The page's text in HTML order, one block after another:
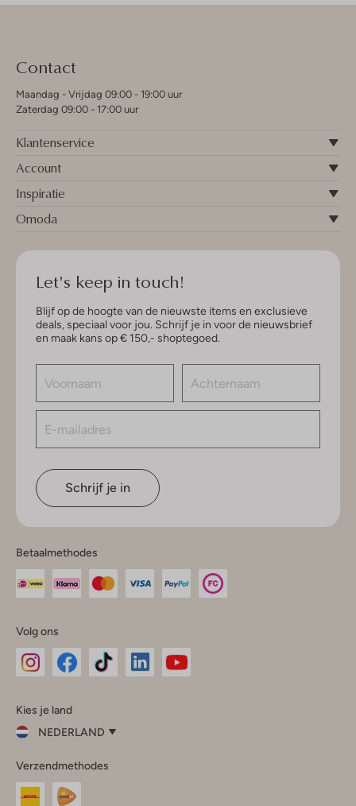
Contact
Maandag - Vrijdag 09:00 - 19:00 uur
Zaterdag 09:00 - 17:00 uur
Klantenservice
Account
Inspiratie
Omoda
Let's keep in touch!
Blijf op de hoogte van de nieuwste items en exclusieve
deals, speciaal voor jou. Schrijf je in voor de nieuwsbrief
en maak kans op € 150,- shoptegoed.
Schrijf je in
Betaalmethodes
Volg ons
InstagramFacebook
Kies je land
NEDERLAND
je
land
Verzendmethodes